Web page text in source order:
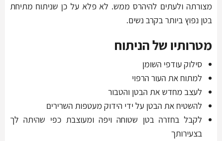
מצורתה ולעתים להיהרס ממש. לא פלא על כן שניתוח מתיחת
בטן נפוץ ביותר בקרב נשים.
מטרותיו של הניתוח
סילוק עודפי השומן
למתוח את העור הרפוי
לעצב מחדש את הבטן והטבור
להשטיח את הבטן על ידי הידוק מעטפות השרירים
לקבל בחזרה בטן שטוחה ויפה ומעוצבת כפי שהיתה לך
בצעירותך